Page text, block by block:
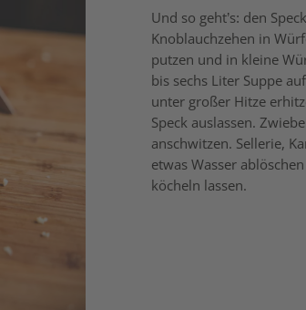
Und so geht’s: den
Knoblauchzehen in
putzen und in kleine
bis sechs Liter Suppe
unter großer Hitze
Speck auslassen.
anschwitzen. Sellerie,
etwas Wasser
köcheln lassen.